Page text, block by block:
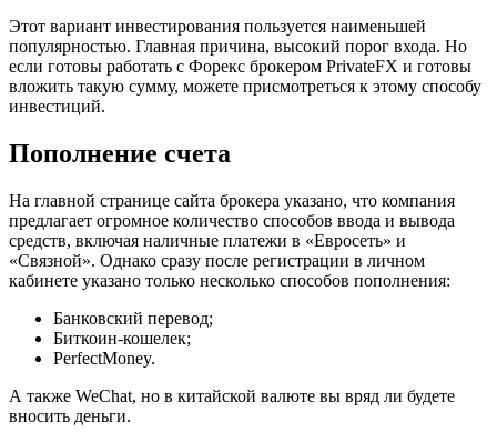
Этот вариант инвестирования пользуется наименьшей
популярностью. Главная причина, высокий порог входа. Но
если готовы работать с Форекс брокером PrivateFX и готовы
вложить такую сумму, можете присмотреться к этому способу
инвестиций.
Пополнение счета
На главной странице сайта брокера указано, что компания
предлагает огромное количество способов ввода и вывода
средств, включая наличные платежи в «Евросеть» и
«Связной». Однако сразу после регистрации в личном
кабинете указано только несколько способов пополнения:
Банковский перевод;
Биткоин-кошелек;
PerfectMoney.
А также WeChat, но в китайской валюте вы вряд ли будете
вносить деньги.